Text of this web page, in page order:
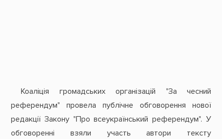
Коаліція громадських організацій "За чесний
референдум" провела публічне обговорення нової
редакції Закону "Про всеукраїнський референдум". У
обговоренні взяли участь автори тексту